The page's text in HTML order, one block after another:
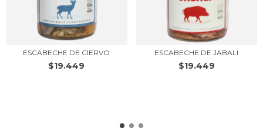
ESCABECHE DE CIERVO
$19.449
ESCABECHE DE JABALI
$19.449